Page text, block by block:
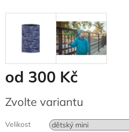
od 300 Kč
cena:
Zvolte variantu
Velikost